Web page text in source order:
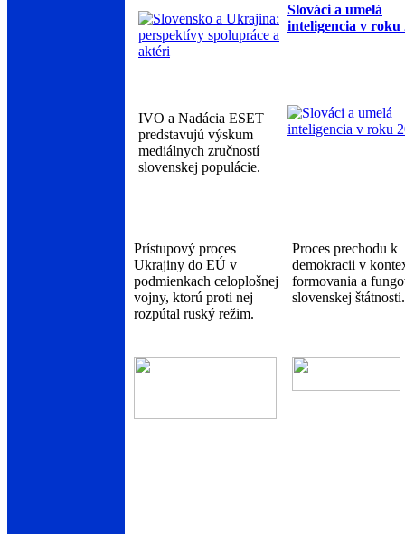
Slováci a umelá
inteligencia v roku
IVO a Nadácia ESET
predstavujú výskum
mediálnych zručností
slovenskej populácie.
Prístupový proces
Ukrajiny do EÚ v
podmienkach celoplošnej
vojny, ktorú proti nej
rozpútal ruský režim.
Proces prechodu k
demokracii v
formovania a
slovenskej štátnosti.